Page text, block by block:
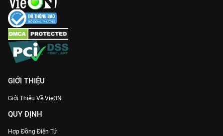
GIỚI THIỆU
Giới Thiệu Về VieON
QUY ĐỊNH
Hợp Đồng Điện Tử